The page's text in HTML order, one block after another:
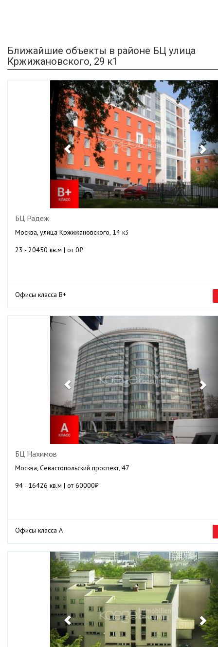
Ближайшие объекты в районе БЦ улица
Кржижановского, 29 к1
Previous
БЦ Радеж
Москва, улица Кржижановского, 14 к3
23 - 20450 кв.м | от 0₽
Офисы класса B+
Previous
БЦ Нахимов
Москва, Севастопольский проспект, 47
94 - 16426 кв.м | от 60000₽
Офисы класса А
Previous